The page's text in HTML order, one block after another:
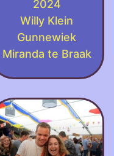
2024
Willy Klein
Gunnewiek
Miranda te Braak